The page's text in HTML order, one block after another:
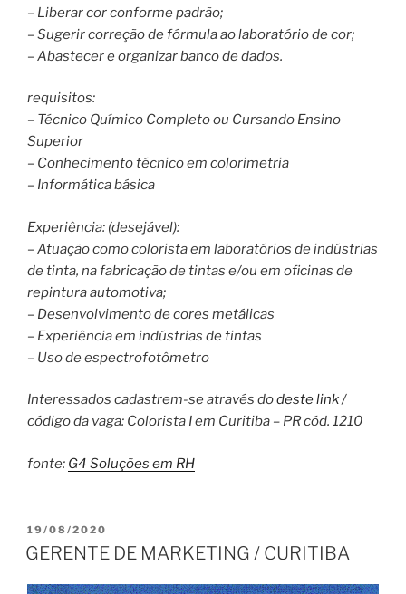
– Liberar cor conforme padrão;
– Sugerir correção de fórmula ao laboratório de cor;
– Abastecer e organizar banco de dados.
requisitos:
– Técnico Químico Completo ou Cursando Ensino
Superior
– Conhecimento técnico em colorimetria
– Informática básica
Experiência: (desejável):
– Atuação como colorista em laboratórios de indústrias
de tinta, na fabricação de tintas e/ou em oficinas de
repintura automotiva;
– Desenvolvimento de cores metálicas
– Experiência em indústrias de tintas
– Uso de espectrofotômetro
Interessados cadastrem-se através dodeste link/
código da vaga: Colorista I em Curitiba – PR cód. 1210
fonte: G4 Soluções em RH
PUBLICADO
EM
19/08/2020
GERENTE DE MARKETING / CURITIBA